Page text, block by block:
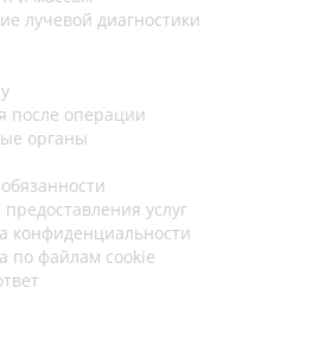
лучевой диагностики
после операции
органы
услуг
конфиденциальности
по файлам cookie